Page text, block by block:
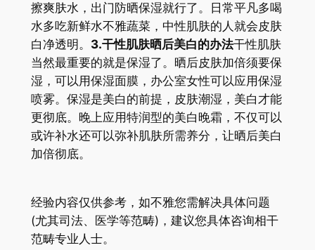
擦爽肤水，出门防晒保湿就行了。日常平凡多喝
水多吃新鲜水不雅蔬菜，中性肌肤的人就会皮肤
白净透明。 3.干性肌肤晒后美白的办法干性肌肤
当然最重要的就是保湿了。晒后皮肤加倍须要保
湿，可以用保湿面膜，办公室女性可以应用保湿
喷雾。保湿是美白的前提，皮肤潮湿，美白才能
更彻底。晚上应用特润型的美白晚霜，不仅可以
或许补水还可以弥补肌肤所需养分，让晒后美白
加倍彻底。
经验内容仅供参考，如不雅您需解决具体问题
(尤其司法、医学等范畴)，建议您具体咨询相干
范畴专业人士。